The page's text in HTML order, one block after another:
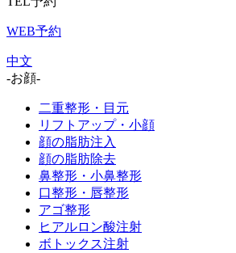
WEB予約
中文
-お顔-
二重整形・目元
リフトアップ・小顔
顔の脂肪注入
顔の脂肪除去
鼻整形・小鼻整形
口整形・唇整形
アゴ整形
ヒアルロン酸注射
ボトックス注射